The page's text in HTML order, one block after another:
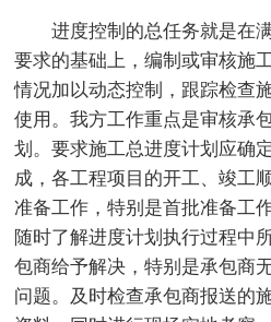
进度控制的总任务就是在
要求的基础上，编制或审核施
情况加以动态控制，跟踪检查
使用。我方工作重点是审核承
划。要求施工总进度计划应确
成，各工程项目的开工、竣工
准备工作，特别是首批准备工
随时了解进度计划执行过程中
包商给予解决，特别是承包商
问题。及时检查承包商报送的